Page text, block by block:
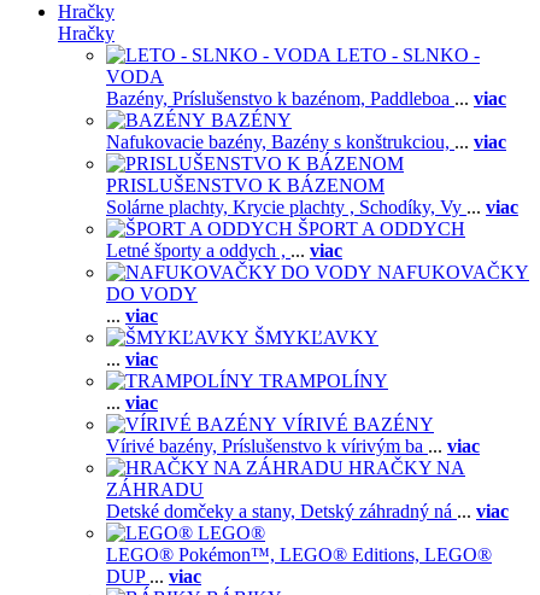
Hračky
Hračky
LETO - SLNKO -
VODA
Bazény, Príslušenstvo k bazénom, Paddleboa ... viac
BAZÉNY
Nafukovacie bazény, Bazény s konštrukciou, ... viac
PRISLUŠENSTVO K BÁZENOM
Solárne plachty, Krycie plachty , Schodíky, Vy ... viac
ŠPORT A ODDYCH
Letné športy a oddych , ... viac
NAFUKOVAČKY
DO VODY
... viac
ŠMYKĽAVKY
... viac
TRAMPOLÍNY
... viac
VÍRIVÉ BAZÉNY
Vírivé bazény, Príslušenstvo k vírivým ba ... viac
HRAČKY NA
ZÁHRADU
Detské domčeky a stany, Detský záhradný ná ... viac
LEGO®
LEGO® Pokémon™, LEGO® Editions, LEGO®
DUP ... viac